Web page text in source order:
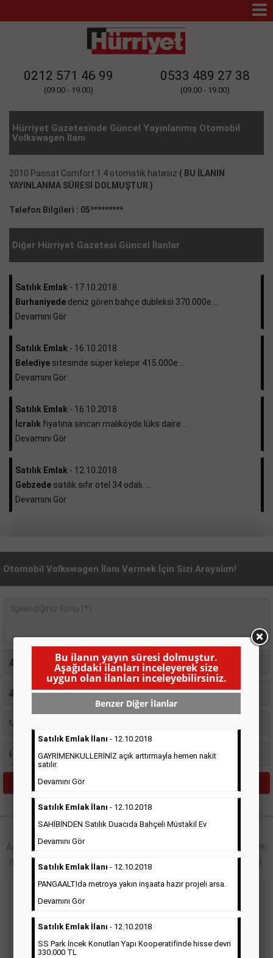
0212 571 46 99
(09.00 - 19.00)
0533 489 27 38
(09.00 - 19.00)
Hürriyet Gazetesinde Güncel Yayınlanmış Otomobil
Volkswagen İlanı
2010 Passat Comfort 1.4 otomatik hatasız ( BU İLANIN
YAYINLANMA SÜRESİ DOLMUŞTUR )
Telefon Bilgileri : 05*********
Diğer Hürriyet Gazetesi Güncel İlanlar
Satılık Emlak - 17.10.2018
Burhaniyede deniz gören bahçe dubleksi 370.000e ...
Devamını Gör
Satılık Emlak - 16.10.2018
Belediye sitesinde süper kelepir 415.000e ...
Devamını Gör
Satılık Emlak - 16.10.2018
İcralık fiyatına sincan malıköyde lüks daire ...
Devamını Gör
Satılık Emlak - 12.10.2018
Gebzede satılık sıfır otel 34 odalı. ...
Devamını Gör
Otomobil Volkswagen İlanı Vermek İçin Sizi Arayalım!
Hürriyet Gazetesi İlan Türleri
Aşağıdaki bağlantıları takip ederek Hürriyet gazetesi ilan türleri
hakkında detaylara ulaşabilir, ilan örneklerini inceleyebilirsiniz.
Hürriyet gazetesi Seri ilanlar; emlak ilanı, eleman ilanı, zayi
ilanı, vasıta ilanı başlıkları altında toplanmaktadır. Hürriyet
gazetesi seri ilanlar, Türkiye baskısı, İstanbul baskısı, Ankara
Bu ilanın yayın süresi dolmuştur.
Aşağıdaki ilanları inceleyerek size
uygun olan ilanları inceleyebilirsiniz.
Benzer Diğer İlanlar
Satılık Emlak İlanı - 12.10.2018
GAYRİMENKULLERİNİZ açık arttırmayla hemen nakit
satılır.
Devamını Gör
Satılık Emlak İlanı - 12.10.2018
SAHİBİNDEN Satılık Duacıda Bahçeli Müstakil Ev
Devamını Gör
Satılık Emlak İlanı - 12.10.2018
PANGAALTIda metroya yakın inşaata hazır projeli arsa.
Devamını Gör
Satılık Emlak İlanı - 12.10.2018
SS Park İncek Konutları Yapı Kooperatifinde hisse devri
330.000 TL